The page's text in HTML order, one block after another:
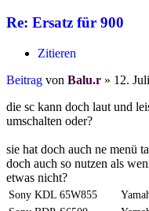
Re: Ersatz für 900
Zitieren
Beitrag von Balu.r » 12.
die sc kann doch laut und
umschalten oder?
sie hat doch auch ne menü
doch auch so nutzen als
etwas nicht?
Sony KDL 65W855